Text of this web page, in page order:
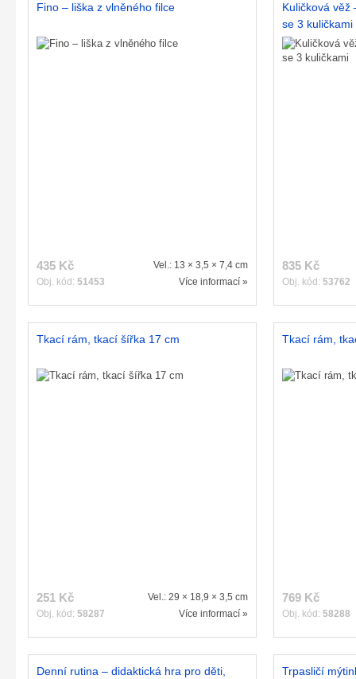
Fino – liška z vlněného filce
435 Kč
Obj. kód: 51453
Vel.: 13 × 3,5 × 7,4 cm
Více informací »
Kuličková věž
se 3 kuličkami
835 Kč
Obj. kód: 53762
Tkací rám, tkací šířka 17 cm
251 Kč
Obj. kód: 58287
Vel.: 29 × 18,9 × 3,5 cm
Více informací »
Tkací rám,
769 Kč
Obj. kód: 58288
Denní rutina – didaktická hra pro děti,
Trpasličí